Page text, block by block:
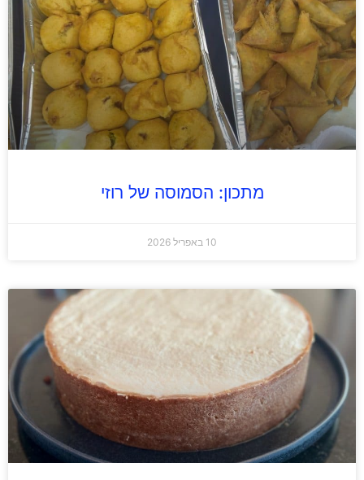
מתכון: הסמוסה של רוזי
10 באפריל 2026